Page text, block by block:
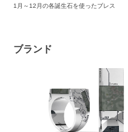
1月～12月の各誕生石を使ったブレス
ブランド